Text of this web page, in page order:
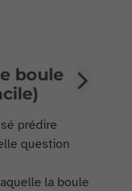
boule
prédire
question
la boule